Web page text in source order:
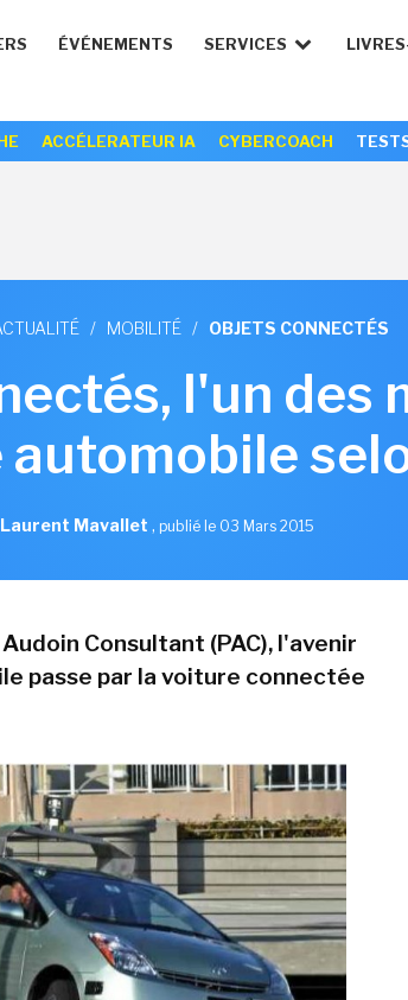
ÉVÉNEMENTS SERVICES
ACCÉLERATEUR IA CYBERCOACH
/ MOBILITÉ / OBJETS CONNECTÉS
l'un des
Laurent Mavallet , publié le 03 Mars 2015
Consultant (PAC), l'avenir
passe par la voiture connectée